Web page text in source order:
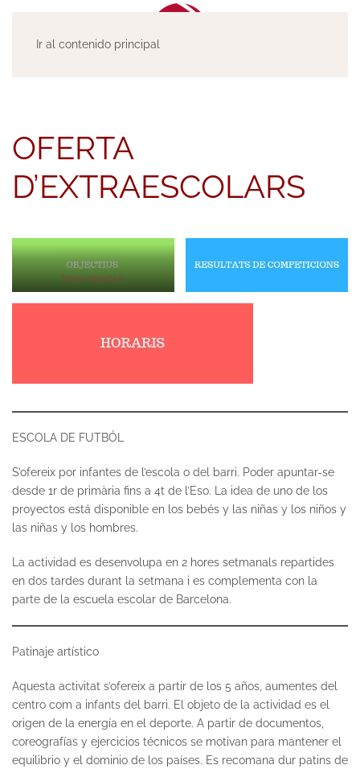
Ir al contenido principal
OFERTA
D’EXTRAESCOLARS
Veure objectius
ESCOLA DE FUTBÓL
S’ofereix por infantes de l’escola o del barri. Poder apuntar-se
desde 1r de primària fins a 4t de l’Eso. La idea de uno de los
proyectos está disponible en los bebés y las niñas y los niños y
las niñas y los hombres.
La actividad es desenvolupa en 2 hores setmanals repartides
en dos tardes durant la setmana i es complementa con la
parte de la escuela escolar de Barcelona.
Patinaje artístico
Aquesta activitat s’ofereix a partir de los 5 años, aumentes del
centro com a infants del barri. El objeto de la actividad es el
origen de la energía en el deporte. A partir de documentos,
coreografías y ejercicios técnicos se motivan para mantener el
equilibrio y el dominio de los países. Es recomana dur patins de